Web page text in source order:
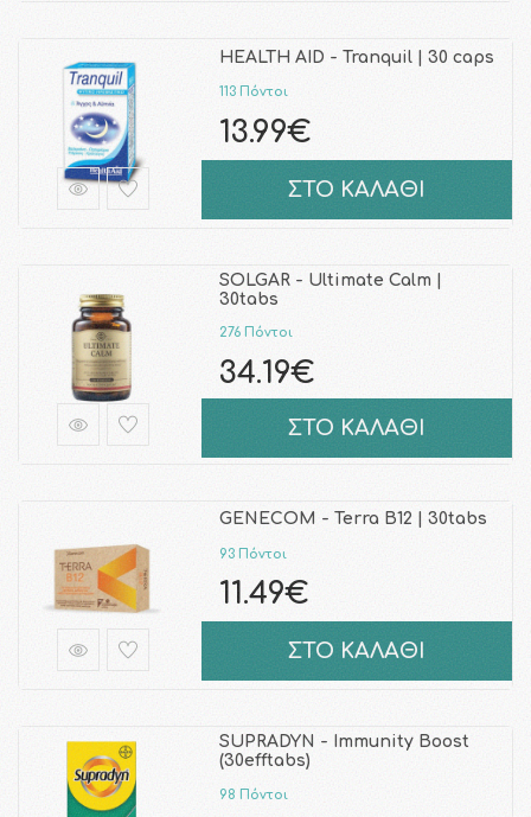
HEALTH AID - Tranquil | 30 caps
113 Πόντοι
13.99€
ΣΤΟ ΚΑΛΑΘΙ
SOLGAR - Ultimate Calm |
30tabs
276 Πόντοι
34.19€
ΣΤΟ ΚΑΛΑΘΙ
GENECOM - Terra B12 | 30tabs
93 Πόντοι
11.49€
ΣΤΟ ΚΑΛΑΘΙ
SUPRADYN - Immunity Boost
(30efftabs)
98 Πόντοι